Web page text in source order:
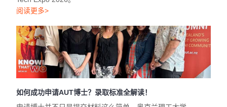
阅读更多>
如何成功申请AUT博士？录取标准全解读！